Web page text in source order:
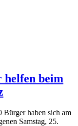
helfen beim
Bürger haben sich am
Samstag, 25.